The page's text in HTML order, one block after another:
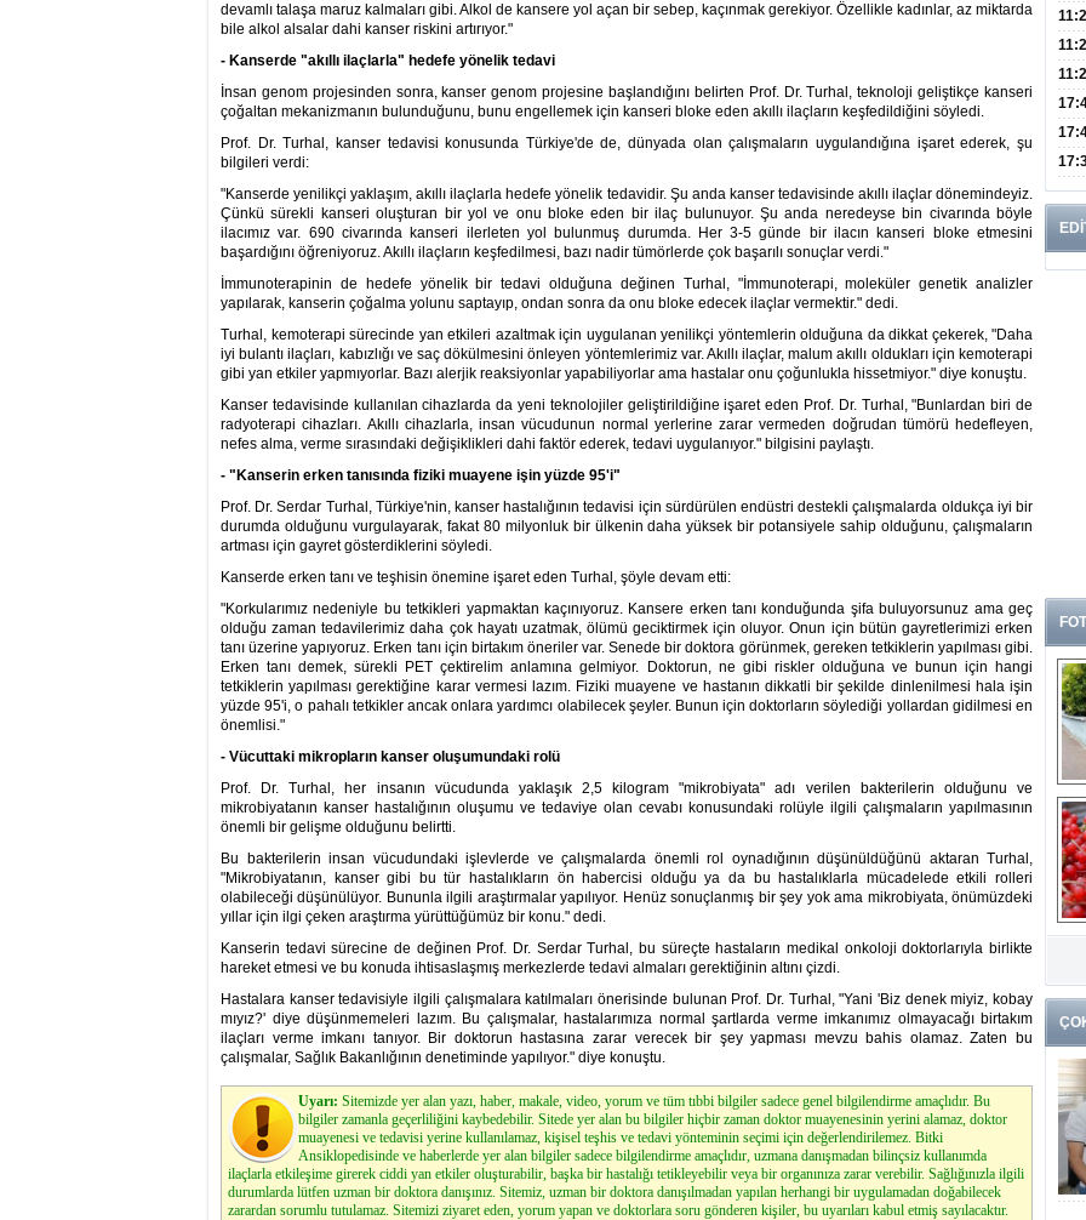
devamlı talaşa maruz kalmaları gibi. Alkol de kansere yol açan bir sebep, kaçınmak gerekiyor. Özellikle kadınlar, az miktarda
bile alkol alsalar dahi kanser riskini artırıyor."
- Kanserde "akıllı ilaçlarla" hedefe yönelik tedavi
İnsan genom projesinden sonra, kanser genom projesine başlandığını belirten Prof. Dr. Turhal, teknoloji geliştikçe kanseri
çoğaltan mekanizmanın bulunduğunu, bunu engellemek için kanseri bloke eden akıllı ilaçların keşfedildiğini söyledi.
Prof. Dr. Turhal, kanser tedavisi konusunda Türkiye'de de, dünyada olan çalışmaların uygulandığına işaret ederek, şu
bilgileri verdi:
"Kanserde yenilikçi yaklaşım, akıllı ilaçlarla hedefe yönelik tedavidir. Şu anda kanser tedavisinde akıllı ilaçlar dönemindeyiz.
Çünkü sürekli kanseri oluşturan bir yol ve onu bloke eden bir ilaç bulunuyor. Şu anda neredeyse bin civarında böyle
ilacımız var. 690 civarında kanseri ilerleten yol bulunmuş durumda. Her 3-5 günde bir ilacın kanseri bloke etmesini
başardığını öğreniyoruz. Akıllı ilaçların keşfedilmesi, bazı nadir tümörlerde çok başarılı sonuçlar verdi."
İmmunoterapinin de hedefe yönelik bir tedavi olduğuna değinen Turhal, "İmmunoterapi, moleküler genetik analizler
yapılarak, kanserin çoğalma yolunu saptayıp, ondan sonra da onu bloke edecek ilaçlar vermektir." dedi.
Turhal, kemoterapi sürecinde yan etkileri azaltmak için uygulanan yenilikçi yöntemlerin olduğuna da dikkat çekerek, "Daha
iyi bulantı ilaçları, kabızlığı ve saç dökülmesini önleyen yöntemlerimiz var. Akıllı ilaçlar, malum akıllı oldukları için kemoterapi
gibi yan etkiler yapmıyorlar. Bazı alerjik reaksiyonlar yapabiliyorlar ama hastalar onu çoğunlukla hissetmiyor." diye konuştu.
Kanser tedavisinde kullanılan cihazlarda da yeni teknolojiler geliştirildiğine işaret eden Prof. Dr. Turhal, "Bunlardan biri de
radyoterapi cihazları. Akıllı cihazlarla, insan vücudunun normal yerlerine zarar vermeden doğrudan tümörü hedefleyen,
nefes alma, verme sırasındaki değişiklikleri dahi faktör ederek, tedavi uygulanıyor." bilgisini paylaştı.
- "Kanserin erken tanısında fiziki muayene işin yüzde 95'i"
Prof. Dr. Serdar Turhal, Türkiye'nin, kanser hastalığının tedavisi için sürdürülen endüstri destekli çalışmalarda oldukça iyi bir
durumda olduğunu vurgulayarak, fakat 80 milyonluk bir ülkenin daha yüksek bir potansiyele sahip olduğunu, çalışmaların
artması için gayret gösterdiklerini söyledi.
Kanserde erken tanı ve teşhisin önemine işaret eden Turhal, şöyle devam etti:
"Korkularımız nedeniyle bu tetkikleri yapmaktan kaçınıyoruz. Kansere erken tanı konduğunda şifa buluyorsunuz ama geç
olduğu zaman tedavilerimiz daha çok hayatı uzatmak, ölümü geciktirmek için oluyor. Onun için bütün gayretlerimizi erken
tanı üzerine yapıyoruz. Erken tanı için birtakım öneriler var. Senede bir doktora görünmek, gereken tetkiklerin yapılması gibi.
Erken tanı demek, sürekli PET çektirelim anlamına gelmiyor. Doktorun, ne gibi riskler olduğuna ve bunun için hangi
tetkiklerin yapılması gerektiğine karar vermesi lazım. Fiziki muayene ve hastanın dikkatli bir şekilde dinlenilmesi hala işin
yüzde 95'i, o pahalı tetkikler ancak onlara yardımcı olabilecek şeyler. Bunun için doktorların söylediği yollardan gidilmesi en
önemlisi."
- Vücuttaki mikropların kanser oluşumundaki rolü
Prof. Dr. Turhal, her insanın vücudunda yaklaşık 2,5 kilogram "mikrobiyata" adı verilen bakterilerin olduğunu ve
mikrobiyatanın kanser hastalığının oluşumu ve tedaviye olan cevabı konusundaki rolüyle ilgili çalışmaların yapılmasının
önemli bir gelişme olduğunu belirtti.
Bu bakterilerin insan vücudundaki işlevlerde ve çalışmalarda önemli rol oynadığının düşünüldüğünü aktaran Turhal,
"Mikrobiyatanın, kanser gibi bu tür hastalıkların ön habercisi olduğu ya da bu hastalıklarla mücadelede etkili rolleri
olabileceği düşünülüyor. Bununla ilgili araştırmalar yapılıyor. Henüz sonuçlanmış bir şey yok ama mikrobiyata, önümüzdeki
yıllar için ilgi çeken araştırma yürüttüğümüz bir konu." dedi.
Kanserin tedavi sürecine de değinen Prof. Dr. Serdar Turhal, bu süreçte hastaların medikal onkoloji doktorlarıyla birlikte
hareket etmesi ve bu konuda ihtisaslaşmış merkezlerde tedavi almaları gerektiğinin altını çizdi.
Hastalara kanser tedavisiyle ilgili çalışmalara katılmaları önerisinde bulunan Prof. Dr. Turhal, "Yani 'Biz denek miyiz, kobay
mıyız?' diye düşünmemeleri lazım. Bu çalışmalar, hastalarımıza normal şartlarda verme imkanımız olmayacağı birtakım
ilaçları verme imkanı tanıyor. Bir doktorun hastasına zarar verecek bir şey yapması mevzu bahis olamaz. Zaten bu
çalışmalar, Sağlık Bakanlığının denetiminde yapılıyor." diye konuştu.
Uyarı: Sitemizde yer alan yazı, haber, makale, video, yorum ve tüm tıbbi bilgiler sadece genel bilgilendirme amaçlıdır. Bu
bilgiler zamanla geçerliliğini kaybedebilir. Sitede yer alan bu bilgiler hiçbir zaman doktor muayenesinin yerini alamaz, doktor
muayenesi ve tedavisi yerine kullanılamaz, kişisel teşhis ve tedavi yönteminin seçimi için değerlendirilemez. Bitki
Ansiklopedisinde ve haberlerde yer alan bilgiler sadece bilgilendirme amaçlıdır, uzmana danışmadan bilinçsiz kullanımda
ilaçlarla etkileşime girerek ciddi yan etkiler oluşturabilir, başka bir hastalığı tetikleyebilir veya bir organınıza zarar verebilir. Sağlığınızla ilgili
durumlarda lütfen uzman bir doktora danışınız. Sitemiz, uzman bir doktora danışılmadan yapılan herhangi bir uygulamadan doğabilecek
zarardan sorumlu tutulamaz. Sitemizi ziyaret eden, yorum yapan ve doktorlara soru gönderen kişiler, bu uyarıları kabul etmiş sayılacaktır.